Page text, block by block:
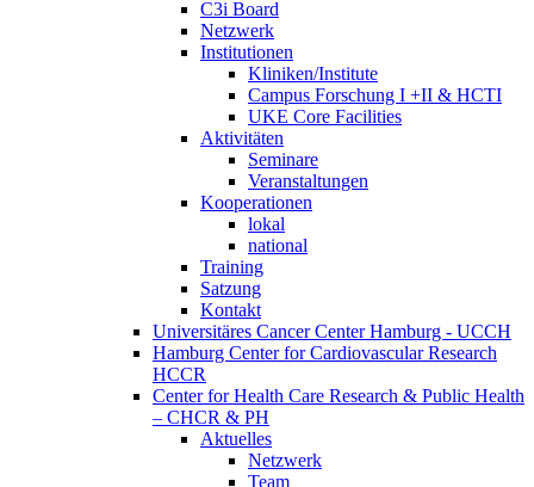
C3i Board
Netzwerk
Institutionen
Kliniken/Institute
Campus Forschung I +II & HCTI
UKE Core Facilities
Aktivitäten
Seminare
Veranstaltungen
Kooperationen
lokal
national
Training
Satzung
Kontakt
Universitäres Cancer Center Hamburg - UCCH
Hamburg Center for Cardiovascular Research
HCCR
Center for Health Care Research & Public Health
– CHCR & PH
Aktuelles
Netzwerk
Team